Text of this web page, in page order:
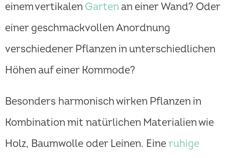
einem vertikalen Garten an einer Wand? Oder
einer geschmackvollen Anordnung
verschiedener Pflanzen in unterschiedlichen
Höhen auf einer Kommode?
Besonders harmonisch wirken Pflanzen in
Kombination mit natürlichen Materialien wie
Holz, Baumwolle oder Leinen. Eine ruhige